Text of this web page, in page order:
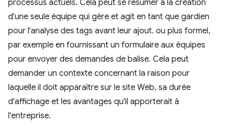
processus actuels. Cela peut se résumer à la création
d'une seule équipe qui gère et agit en tant que gardien
pour l'analyse des tags avant leur ajout. ou plus formel,
par exemple en fournissant un formulaire aux équipes
pour envoyer des demandes de balise. Cela peut
demander un contexte concernant la raison pour
laquelle il doit apparaître sur le site Web, sa durée
d'affichage et les avantages qu'il apporterait à
l'entreprise.